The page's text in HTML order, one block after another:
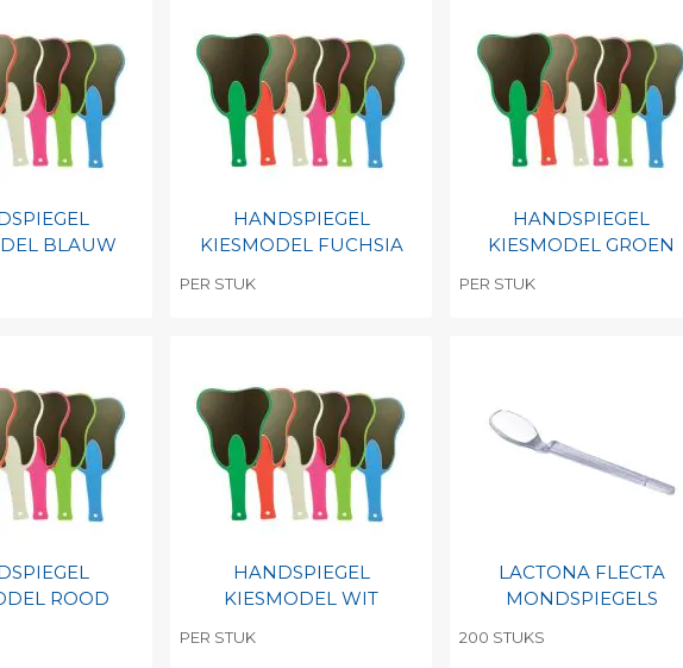
BLAUW
HANDSPIEGEL
KIESMODEL FUCHSIA
PER STUK
HANDSPIEGEL
KIESMODEL GROEN
PER STUK
ROOD
HANDSPIEGEL
KIESMODEL WIT
PER STUK
LACTONA FLECTA
MONDSPIEGELS
200 STUKS